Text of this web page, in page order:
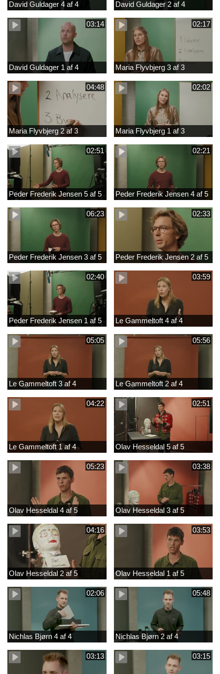
David Guldager 4 af 4 David Guldager 2 af 4
03:14
David Guldager 1 af 4
02:17
Maria Flyvbjerg 3 af 3
04:48
Maria Flyvbjerg 2 af 3
02:02
Maria Flyvbjerg 1 af 3
02:51
Peder Frederik Jensen 5 af 5
02:21
Peder Frederik Jensen 4 af 5
06:23
Peder Frederik Jensen 3 af 5
02:33
Peder Frederik Jensen 2 af 5
02:40
Peder Frederik Jensen 1 af 5
03:59
Le Gammeltoft 4 af 4
05:05
Le Gammeltoft 3 af 4
05:56
Le Gammeltoft 2 af 4
04:22
Le Gammeltoft 1 af 4
02:51
Olav Hesseldal 5 af 5
05:23
Olav Hesseldal 4 af 5
03:38
Olav Hesseldal 3 af 5
04:16
Olav Hesseldal 2 af 5
03:53
Olav Hesseldal 1 af 5
02:06
Nichlas Bjørn 4 af 4
05:48
Nichlas Bjørn 2 af 4
03:13 03:15